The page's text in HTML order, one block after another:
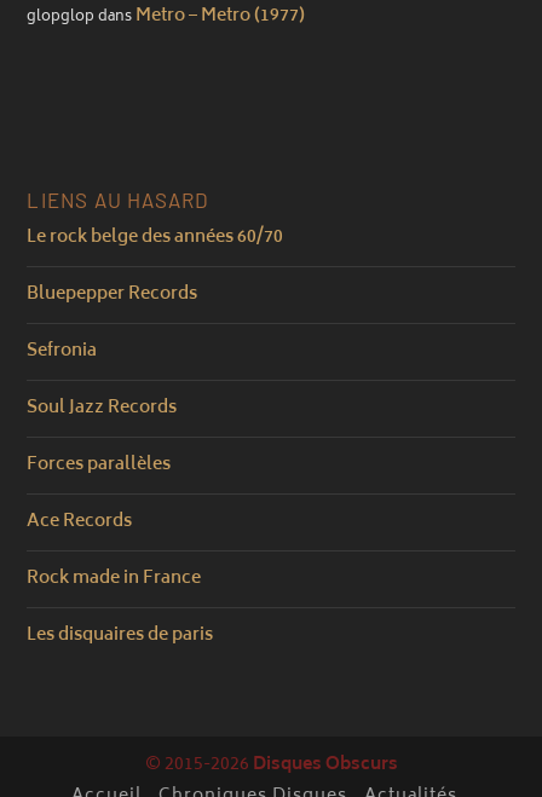
glopglopdansMetro – Metro (1977)
LIENS AU HASARD
Le rock belge des années 60/70
Bluepepper Records
Sefronia
Soul Jazz Records
Forces parallèles
Ace Records
Rock made in France
Les disquaires de paris
© 2015-2026 Disques Obscurs